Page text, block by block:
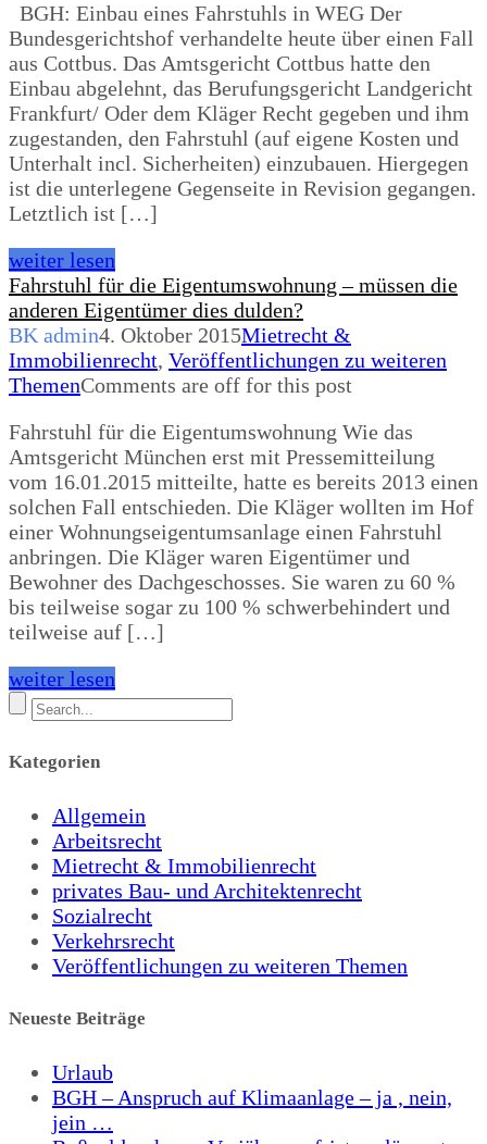
BGH: Einbau eines Fahrstuhls in WEG Der
Bundesgerichtshof verhandelte heute über einen Fall
aus Cottbus. Das Amtsgericht Cottbus hatte den
Einbau abgelehnt, das Berufungsgericht Landgericht
Frankfurt/ Oder dem Kläger Recht gegeben und ihm
zugestanden, den Fahrstuhl (auf eigene Kosten und
Unterhalt incl. Sicherheiten) einzubauen. Hiergegen
ist die unterlegene Gegenseite in Revision gegangen.
Letztlich ist […]
weiter lesen
Fahrstuhl für die Eigentumswohnung – müssen die
anderen Eigentümer dies dulden?
BK admin4. Oktober 2015Mietrecht &
Immobilienrecht, Veröffentlichungen zu weiteren
ThemenComments are off for this post
Fahrstuhl für die Eigentumswohnung Wie das
Amtsgericht München erst mit Pressemitteilung
vom 16.01.2015 mitteilte, hatte es bereits 2013 einen
solchen Fall entschieden. Die Kläger wollten im Hof
einer Wohnungseigentumsanlage einen Fahrstuhl
anbringen. Die Kläger waren Eigentümer und
Bewohner des Dachgeschosses. Sie waren zu 60 %
bis teilweise sogar zu 100 % schwerbehindert und
teilweise auf […]
weiter lesen
Kategorien
Allgemein
Arbeitsrecht
Mietrecht & Immobilienrecht
privates Bau- und Architektenrecht
Sozialrecht
Verkehrsrecht
Veröffentlichungen zu weiteren Themen
Neueste Beiträge
Urlaub
BGH – Anspruch auf Klimaanlage – ja , nein,
jein …